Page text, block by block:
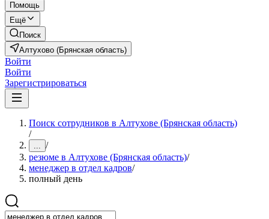
Помощь
Ещё
Поиск
Алтухово (Брянская область)
Войти
Войти
Зарегистрироваться
Поиск сотрудников в Алтухове (Брянская область)
/
... /
резюме в Алтухове (Брянская область)/
менеджер в отдел кадров/
полный день